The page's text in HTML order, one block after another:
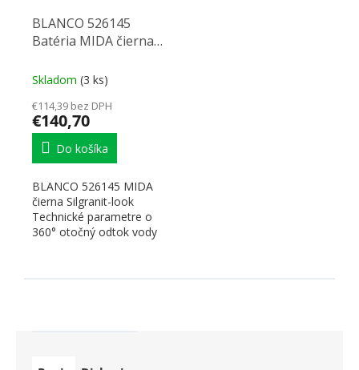
BLANCO 526145
Batéria MIDA čierna
Skladom (3 ks)
€114,39 bez DPH
€140,70
Do košíka
BLANCO 526145 MIDA
čierna Silgranit-look
Technické parametre o
360° otočný odtok vody